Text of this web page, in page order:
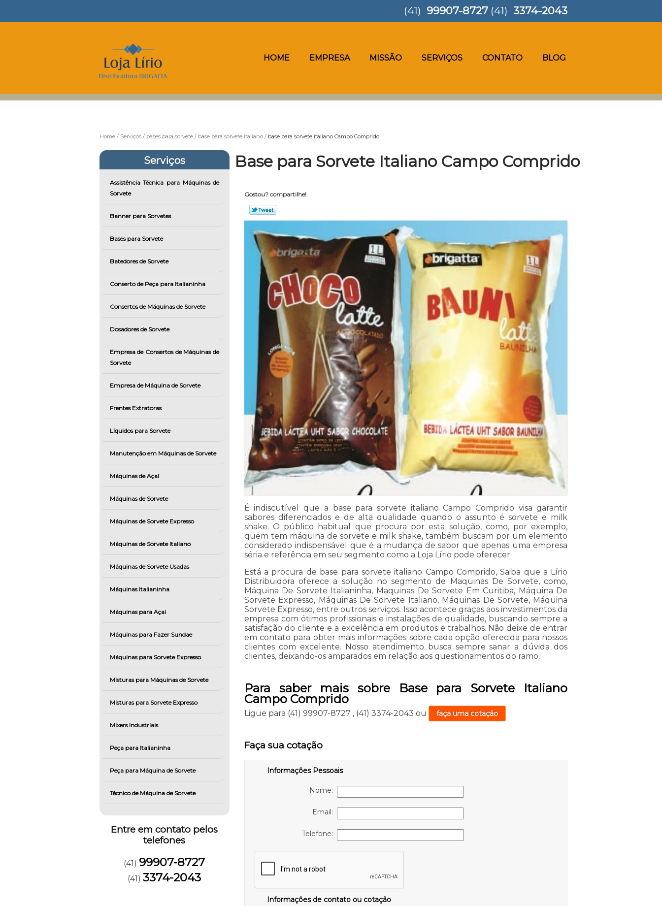
HOME EMPRESA MISSÃO SERVIÇOS CONTATO BLOG
(41) 99907-8727 (41) 3374-2043
Home Serviços bases para sorvete base para sorvete italiano base para sorvete italiano Campo Comprido
Serviços
Assistência Técnica para Máquinas de
Sorvete
Banner para Sorvetes
Bases para Sorvete
Batedores de Sorvete
Conserto de Peça para Italianinha
Consertos de Máquinas de Sorvete
Dosadores de Sorvete
Empresa de Consertos de Máquinas de
Sorvete
Empresa de Máquina de Sorvete
Frentes Extratoras
Líquidos para Sorvete
Manutenção em Máquinas de Sorvete
Máquinas de Açaí
Máquinas de Sorvete
Máquinas de Sorvete Expresso
Máquinas de Sorvete Italiano
Máquinas de Sorvete Usadas
Máquinas Italianinha
Máquinas para Açai
Máquinas para Fazer Sundae
Máquinas para Sorvete Expresso
Misturas para Máquinas de Sorvete
Misturas para Sorvete Expresso
Mixers Industriais
Peça para Italianinha
Peça para Máquina de Sorvete
Técnico de Máquina de Sorvete
Entre em contato pelos
telefones
(41) 99907-8727
(41)3374-2043
Base para Sorvete Italiano Campo Comprido
Gostou? compartilhe!
É indiscutível que a base para sorvete italiano Campo Comprido visa garantir
sabores diferenciados e de alta qualidade quando o assunto é sorvete e milk
shake. O público habitual que procura por esta solução, como, por exemplo,
quem tem máquina de sorvete e milk shake, também buscam por um elemento
considerado indispensável que é a mudança de sabor que apenas uma empresa
séria e referência em seu segmento como a Loja Lírio pode oferecer.
Está a procura de base para sorvete italiano Campo Comprido, Saiba que a Lírio
Distribuidora oferece a solução no segmento de Maquinas De Sorvete, como,
Máquina De Sorvete Italianinha, Maquinas De Sorvete Em Curitiba, Máquina De
Sorvete Expresso, Máquinas De Sorvete Italiano, Máquinas De Sorvete, Máquina
Sorvete Expresso, entre outros serviços. Isso acontece graças aos investimentos da
empresa com ótimos profissionais e instalações de qualidade, buscando sempre a
satisfação do cliente e a excelência em produtos e trabalhos. Não deixe de entrar
em contato para obter mais informações sobre cada opção oferecida para nossos
clientes com excelente. Nosso atendimento busca sempre sanar a dúvida dos
clientes, deixando-os amparados em relação aos questionamentos do ramo.
Para saber mais sobre Base para Sorvete Italiano
Campo Comprido
Ligue para (41) 99907-8727 , (41) 3374-2043 ou faça uma cotação
Faça sua cotação
Informações Pessoais
Nome:
Email:
Telefone:
Informações de contato ou cotação